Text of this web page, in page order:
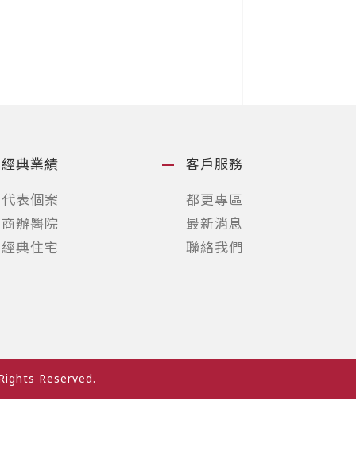
經典業績
代表個案
商辦醫院
經典住宅
客戶服務
都更專區
最新消息
聯絡我們
Reserved.